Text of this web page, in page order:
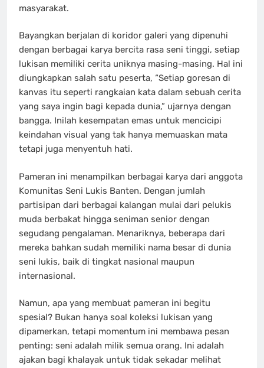
masyarakat.
Bayangkan berjalan di koridor galeri yang dipenuhi
dengan berbagai karya bercita rasa seni tinggi, setiap
lukisan memiliki cerita uniknya masing-masing. Hal ini
diungkapkan salah satu peserta, “Setiap goresan di
kanvas itu seperti rangkaian kata dalam sebuah cerita
yang saya ingin bagi kepada dunia,” ujarnya dengan
bangga. Inilah kesempatan emas untuk mencicipi
keindahan visual yang tak hanya memuaskan mata
tetapi juga menyentuh hati.
Pameran ini menampilkan berbagai karya dari anggota
Komunitas Seni Lukis Banten. Dengan jumlah
partisipan dari berbagai kalangan mulai dari pelukis
muda berbakat hingga seniman senior dengan
segudang pengalaman. Menariknya, beberapa dari
mereka bahkan sudah memiliki nama besar di dunia
seni lukis, baik di tingkat nasional maupun
internasional.
Namun, apa yang membuat pameran ini begitu
spesial? Bukan hanya soal koleksi lukisan yang
dipamerkan, tetapi momentum ini membawa pesan
penting: seni adalah milik semua orang. Ini adalah
ajakan bagi khalayak untuk tidak sekadar melihat